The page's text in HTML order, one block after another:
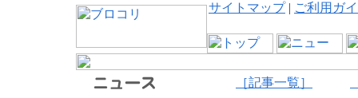
サイトマップ| ご利用ガ
［記事一覧］